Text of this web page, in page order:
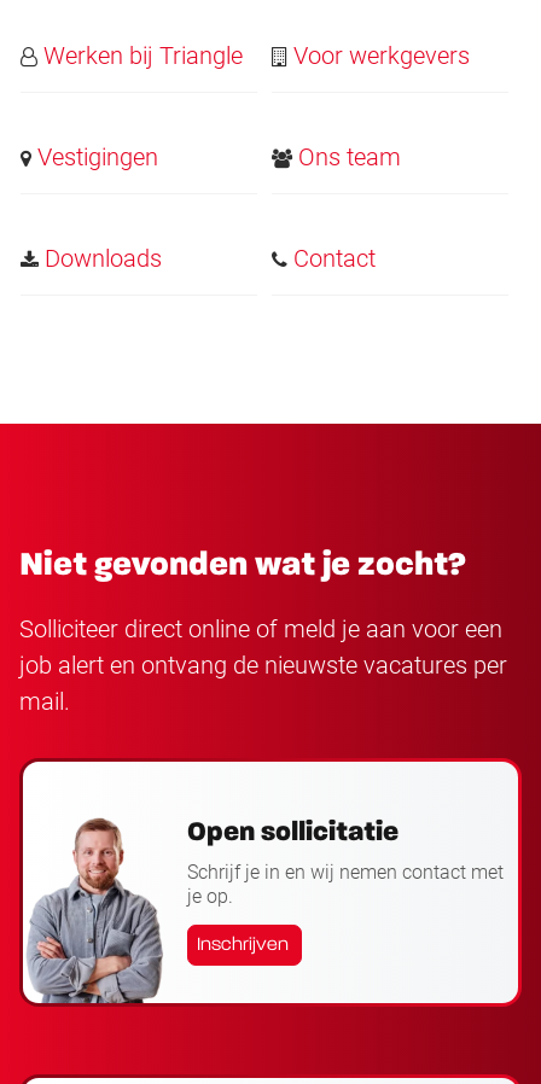
Werken bij Triangle Voor werkgevers
Vestigingen Ons team
Downloads Contact
Niet gevonden wat je zocht?
Solliciteer direct online of meld je aan voor een
job alert en ontvang de nieuwste vacatures per
mail.
Open sollicitatie
Schrijf je in en wij nemen contact met
je op.
Inschrijven